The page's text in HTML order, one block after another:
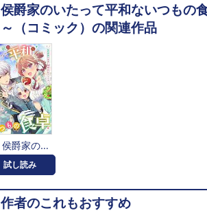
侯爵家のいたって平和ないつもの
～（コミック）の関連作品
侯爵家のいたって平和ないつもの食卓～堅物侯爵は後妻に事細かに指示をする～（コミック）【分冊版】
試し読み
作者のこれもおすすめ